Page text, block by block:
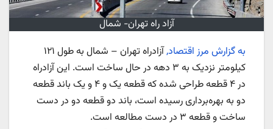
آزاد راه تهران- شمال
به گزارش مرز اقتصاد,
آزادراه تهران – شمال به طول ۱۲۱
کیلومتر نزدیک به ۳ دهه در حال ساخت است. این آزادراه
در ۴ قطعه طراحی شده که قطعه یک و ۴ و یک باند قطعه
دو به بهره‌برداری رسیده است، باند دو قطعه دو در دست
ساخت و قطعه ۳ در دست مطالعه است.